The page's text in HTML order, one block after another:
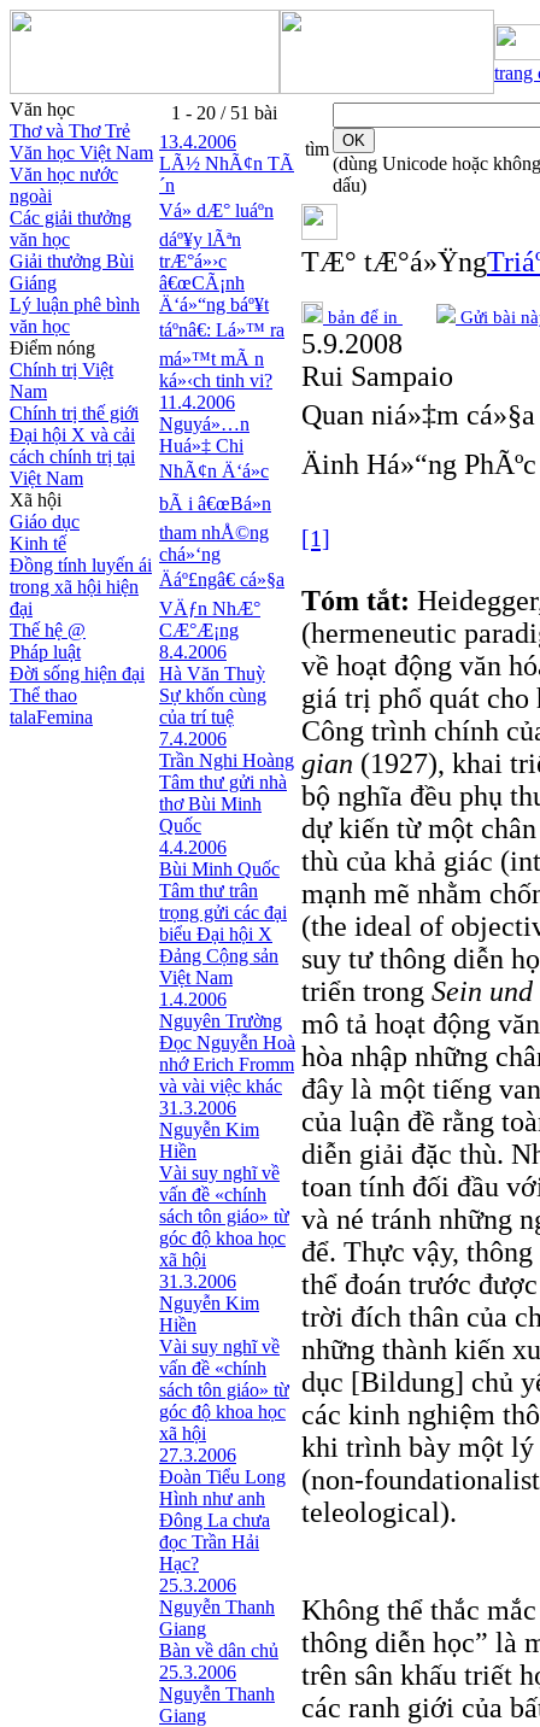
trang
Văn học
Thơ và Thơ Trẻ
Văn học Việt Nam
Văn học nước
ngoài
Các giải thưởng
văn học
Giải thưởng Bùi
Giáng
Lý luận phê bình
văn học
Điểm nóng
Chính trị Việt
Nam
Chính trị thế giới
Đại hội X và cải
cách chính trị tại
Việt Nam
Xã hội
Giáo dục
Kinh tế
Đồng tính luyến ái
trong xã hội hiện
đại
Thế hệ @
Pháp luật
Đời sống hiện đại
Thể thao
talaFemina
1 - 20 / 51 bài
13.4.2006
LÃ½ NhÃ¢n TÃ
´n
Vá» dÆ° luáº­n
dáº¥y lÃªn
trÆ°á»›c
â€œCÃ¡nh
Ä‘á»“ng báº¥t
táº­nâ€: Lá»™ ra
má»™t mÃ n
ká»‹ch tinh vi?
11.4.2006
Nguyá»…n
Huá»‡ Chi
NhÃ¢n Ä‘á»c
bÃ i â€œBá»n
tham nhÅ©ng
chá»‘ng
Äáº£ngâ€ cá»§a
VÄƒn NhÆ°
CÆ°Æ¡ng
8.4.2006
Hà Văn Thuỳ
Sự khốn cùng
của trí tuệ
7.4.2006
Trần Nghi Hoàng
Tâm thư gửi nhà
thơ Bùi Minh
Quốc
4.4.2006
Bùi Minh Quốc
Tâm thư trân
trọng gửi các đại
biểu Đại hội X
Đảng Cộng sản
Việt Nam
1.4.2006
Nguyên Trường
Đọc Nguyễn Hoà
nhớ Erich Fromm
và vài việc khác
31.3.2006
Nguyễn Kim
Hiền
Vài suy nghĩ về
vấn đề «chính
sách tôn giáo» từ
góc độ khoa học
xã hội
31.3.2006
Nguyễn Kim
Hiền
Vài suy nghĩ về
vấn đề «chính
sách tôn giáo» từ
góc độ khoa học
xã hội
27.3.2006
Đoàn Tiểu Long
Hình như anh
Đông La chưa
đọc Trần Hải
Hạc?
25.3.2006
Nguyễn Thanh
Giang
Bàn về dân chủ
25.3.2006
Nguyễn Thanh
Giang
tìm
(dùng Unicode hoặc không
dấu)
TÆ° tÆ°á»Ÿng
bản để in Gửi bài
5.9.2008
Rui Sampaio
Quan niá»‡m
Äinh Há»“ng
[1]
Tóm tắt:
(hermeneutic
về hoạt động văn
giá trị phổ quát
Công trình chính
gian (1927), khai
bộ nghĩa đều phụ
dự kiến từ một
thù của khả giác
mạnh mẽ nhằm
(the ideal of
suy tư thông diễn
triển trong Sein
mô tả hoạt động
hòa nhập những
đây là một tiếng
của luận đề rằng
diễn giải đặc thù.
toan tính đối đầu
và né tránh những
để. Thực vậy,
thể đoán trước
trời đích thân của
những thành kiến
dục [Bildung] chủ
các kinh nghiệm
khi trình bày một lý
(non-
teleological).
Không thể thắc
thông diễn học” là
trên sân khấu triết
các ranh giới của